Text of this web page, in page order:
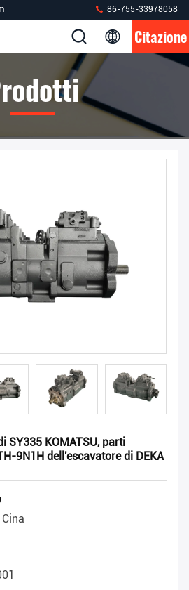
86-755-33978058
Citazione
SY335 KOMATSU, parti
9N1H dell'escavatore di DEKA
Cina